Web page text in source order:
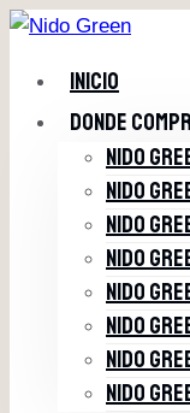
Saltar
contenidoINICIO
DONDE
NIDO
NIDO
NIDO
NIDO
NIDO
NIDO
NIDO
NIDO